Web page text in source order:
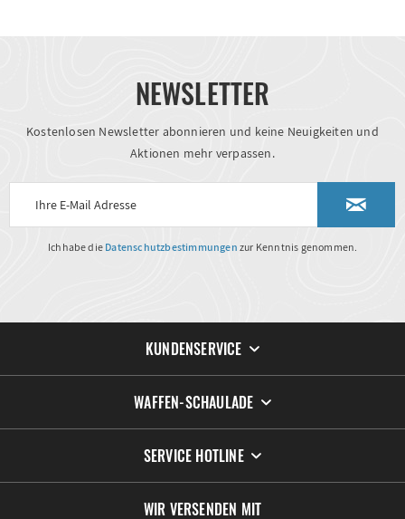
NEWSLETTER
Kostenlosen Newsletter abonnieren und keine Neuigkeiten und
Aktionen mehr verpassen.
Ich habe die Datenschutzbestimmungen zur Kenntnis genommen.
KUNDENSERVICE
WAFFEN-SCHAULADE
SERVICE HOTLINE
WIR VERSENDEN MIT